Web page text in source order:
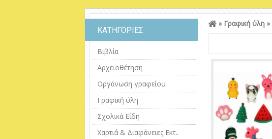
ΚΑΤΗΓΟΡΙΕΣ
Βιβλία
Αρχειοθέτηση
Οργάνωση γραφείου
Γραφική ύλη
Σχολικά Είδη
Χαρτιά & Διαφάνειες Εκτ..
» Γραφική ύλη »